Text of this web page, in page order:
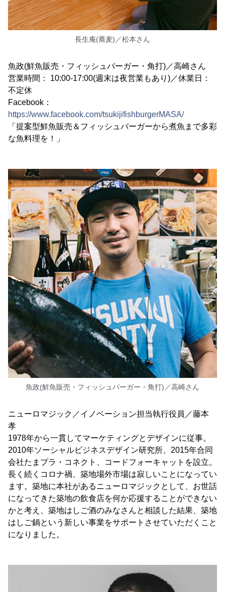
長生庵(蕎麦)／松本さん
魚政(鮮魚販売・フィッシュバーガー・角打)／高崎さん
営業時間： 10:00-17:00(週末は夜営業もあり)／休業日：
不定休
Facebook：
https://www.facebook.com/tsukijifishburgerMASA/
「提案型鮮魚販売＆フィッシュバーガーから煮魚まで多彩
な魚料理を！」
魚政(鮮魚販売・フィッシュバーガー・角打)／高崎さん
ニューロマジック／イノベーション担当執行役員／藤本
孝
1978年から一貫してマーケティングとデザインに従事。
2010年ソーシャルビジネスデザイン研究所、2015年合同
会社たまプラ・コネクト、コードフォーキャットを設立。
長く続くコロナ禍、築地場外市場は寂しいことになってい
ます。築地に本社があるニューロマジックとして、お世話
になってきた築地の飲食店を何か応援することができない
かと考え、築地はしご酒のみなさんと相談した結果、築地
はしご鍋という新しい事業をサポートさせていただくこと
になりました。